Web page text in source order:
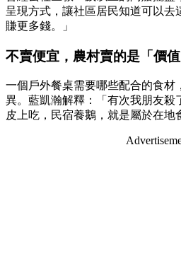
呈現方式，讓社區居民知道可以去
賺更多錢。」
不賣便宜，農村賣的是「價值
一個戶外餐桌需要哪些配合的食材
異。藍凱瀚解釋：「有次我朋友殺
皮上吃，民宿養鵝，就是屬於在地